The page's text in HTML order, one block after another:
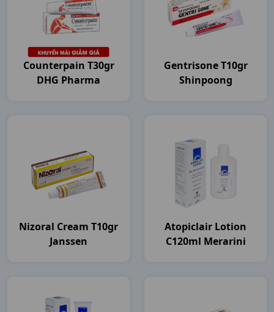
Counterpain T30gr
DHG Pharma
Gentrisone T10gr
Shinpoong
Nizoral Cream T10gr
Janssen
Atopiclair Lotion
C120ml Merarini